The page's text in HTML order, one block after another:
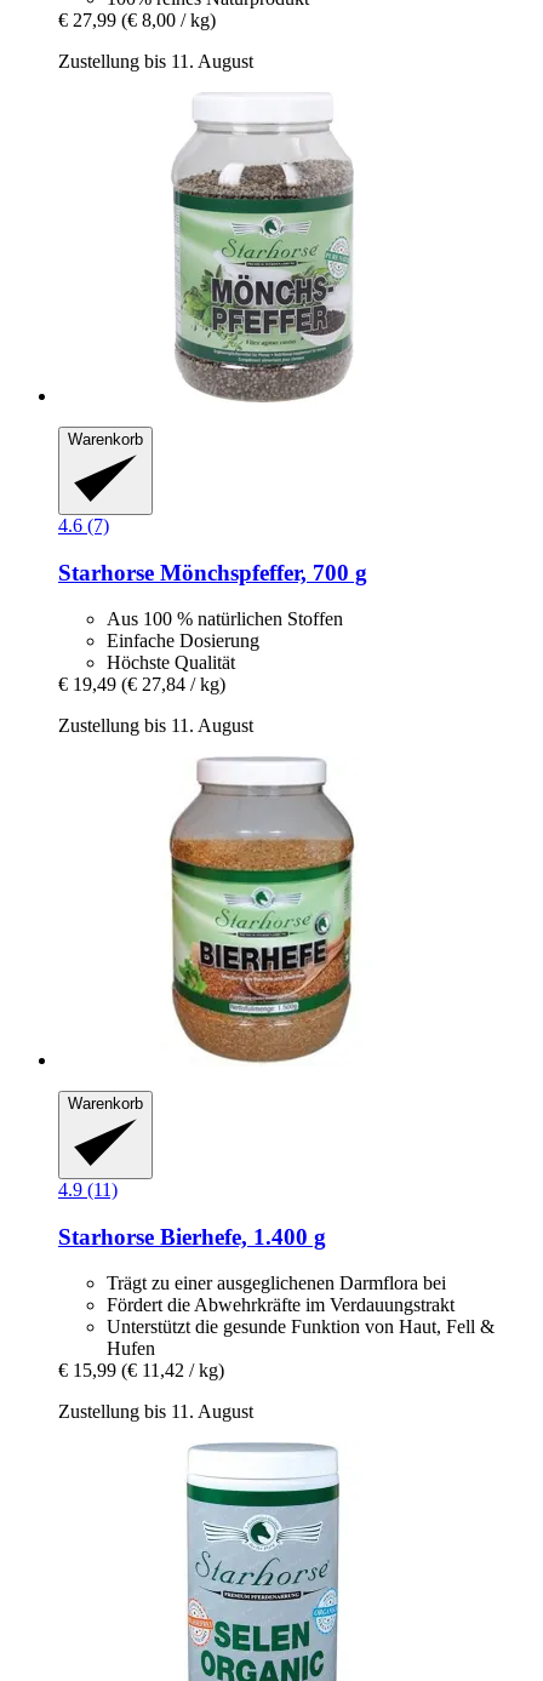
€ 27,99 (€ 8,00 / kg)
Zustellung bis 11. August
Warenkorb
4.6 (7)
Starhorse Mönchspfeffer, 700 g
Aus 100 % natürlichen Stoffen
Einfache Dosierung
Höchste Qualität
€ 19,49 (€ 27,84 / kg)
Zustellung bis 11. August
Warenkorb
4.9 (11)
Starhorse Bierhefe, 1.400 g
Trägt zu einer ausgeglichenen Darmflora bei
Fördert die Abwehrkräfte im Verdauungstrakt
Unterstützt die gesunde Funktion von Haut, Fell &
Hufen
€ 15,99 (€ 11,42 / kg)
Zustellung bis 11. August